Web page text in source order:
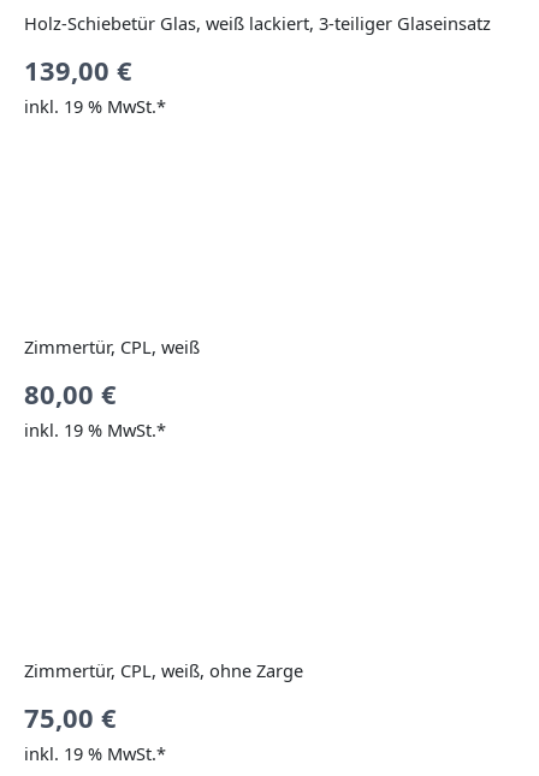
Holz-Schiebetür Glas, weiß lackiert, 3-teiliger Glaseinsatz
139,00 €
inkl. 19 % MwSt.*
Zimmertür, CPL, weiß
80,00 €
inkl. 19 % MwSt.*
Zimmertür, CPL, weiß, ohne Zarge
75,00 €
inkl. 19 % MwSt.*